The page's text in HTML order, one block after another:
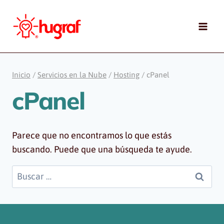
contenido
Inicio / Servicios en la Nube / Hosting / cPanel
cPanel
Parece que no encontramos lo que estás
buscando. Puede que una búsqueda te ayude.
Buscar: